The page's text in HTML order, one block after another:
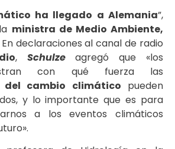
ha llegado a Alemania”,
ministra de Medio Ambiente,
En declaraciones al canal de radio
, Schulzeagregó que «los
con qué fuerza las
del cambio climático pueden
y lo importante que es para
a los eventos climáticos